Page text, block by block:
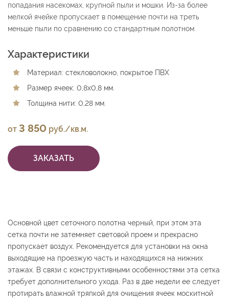
попадания насекомах, крупной пыли и мошки. Из-за более
мелкой ячейке пропускает в помещение почти на треть
меньше пыли по сравнению со стандартным полотном.
Характеристики
Материал: стекловолокно, покрытое ПВХ
Размер ячеек: 0,8х0,8 мм.
Толщина нити: 0,28 мм.
от 3 850 руб./кв.м.
ЗАКАЗАТЬ
Основной цвет сеточного полотна черный, при этом эта
сетка почти не затемняет световой проем и прекрасно
пропускает воздух. Рекомендуется для установки на окна
выходящие на проезжую часть и находящихся на нижних
этажах. В связи с конструктивными особенностями эта сетка
требует дополнительного ухода. Раз в две недели ее следует
протирать влажной тряпкой для очищения ячеек москитной